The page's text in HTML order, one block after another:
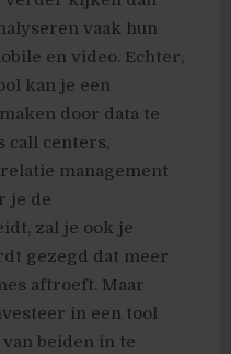
vaak hun
en video. Echter,
kan je een
door data te
call centers,
management
je de
zal je ook je
gezegd dat meer
aftroeft. Maar
in een tool
beiden in te